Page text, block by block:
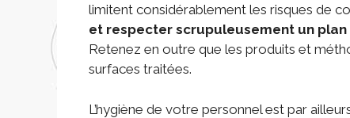
limitent considérablement les risques de
et respecter scrupuleusement un
Retenez en outre que les produits et
surfaces traitées.
L’hygiène de votre personnel est par